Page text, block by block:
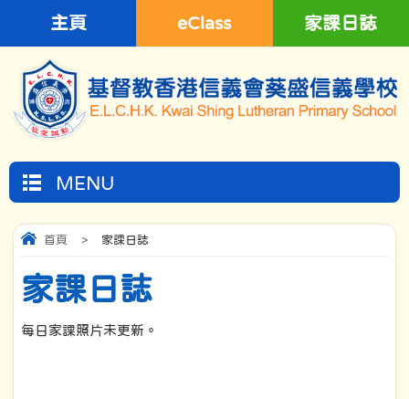
主頁 eClass 家課日誌
MENU
首頁 > 家課日誌
家課日誌
每日家課照片未更新。